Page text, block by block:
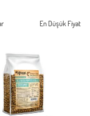
En Düşük Fiyat